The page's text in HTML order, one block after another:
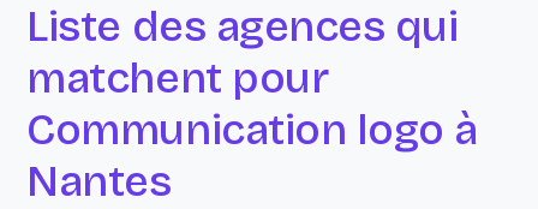
Liste des agences qui
matchent pour
Communication logo à
Nantes